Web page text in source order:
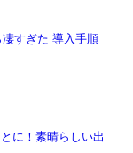
すぎた 導入手順
に！素晴らしい出